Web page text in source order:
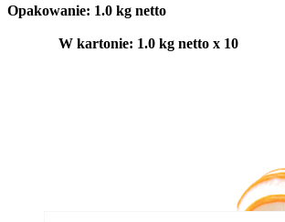
Opakowanie: 1.0
W kartonie: 1.0 kg netto x 10